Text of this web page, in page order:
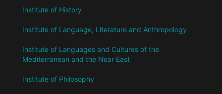
Institute of History
Institute of Language, Literature and Anthropology
Institute of Languages ​​and Cultures of the
Mediterranean and the Near East
Institute of Philosophy